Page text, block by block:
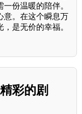
份温暖的陪伴。
意。在这个瞬息万
是无价的幸福。
彩的剧